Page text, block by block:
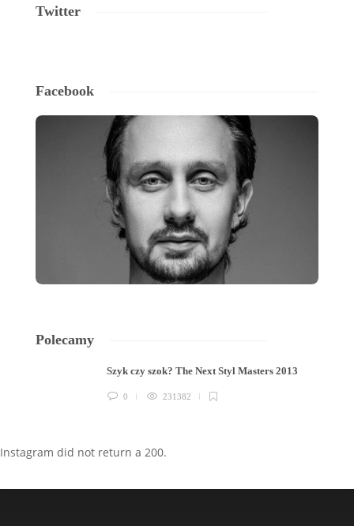
Twitter
Facebook
Polecamy
Szyk czy szok? The Next Styl Masters 2013
0 231382
Instagram did not return a 200.